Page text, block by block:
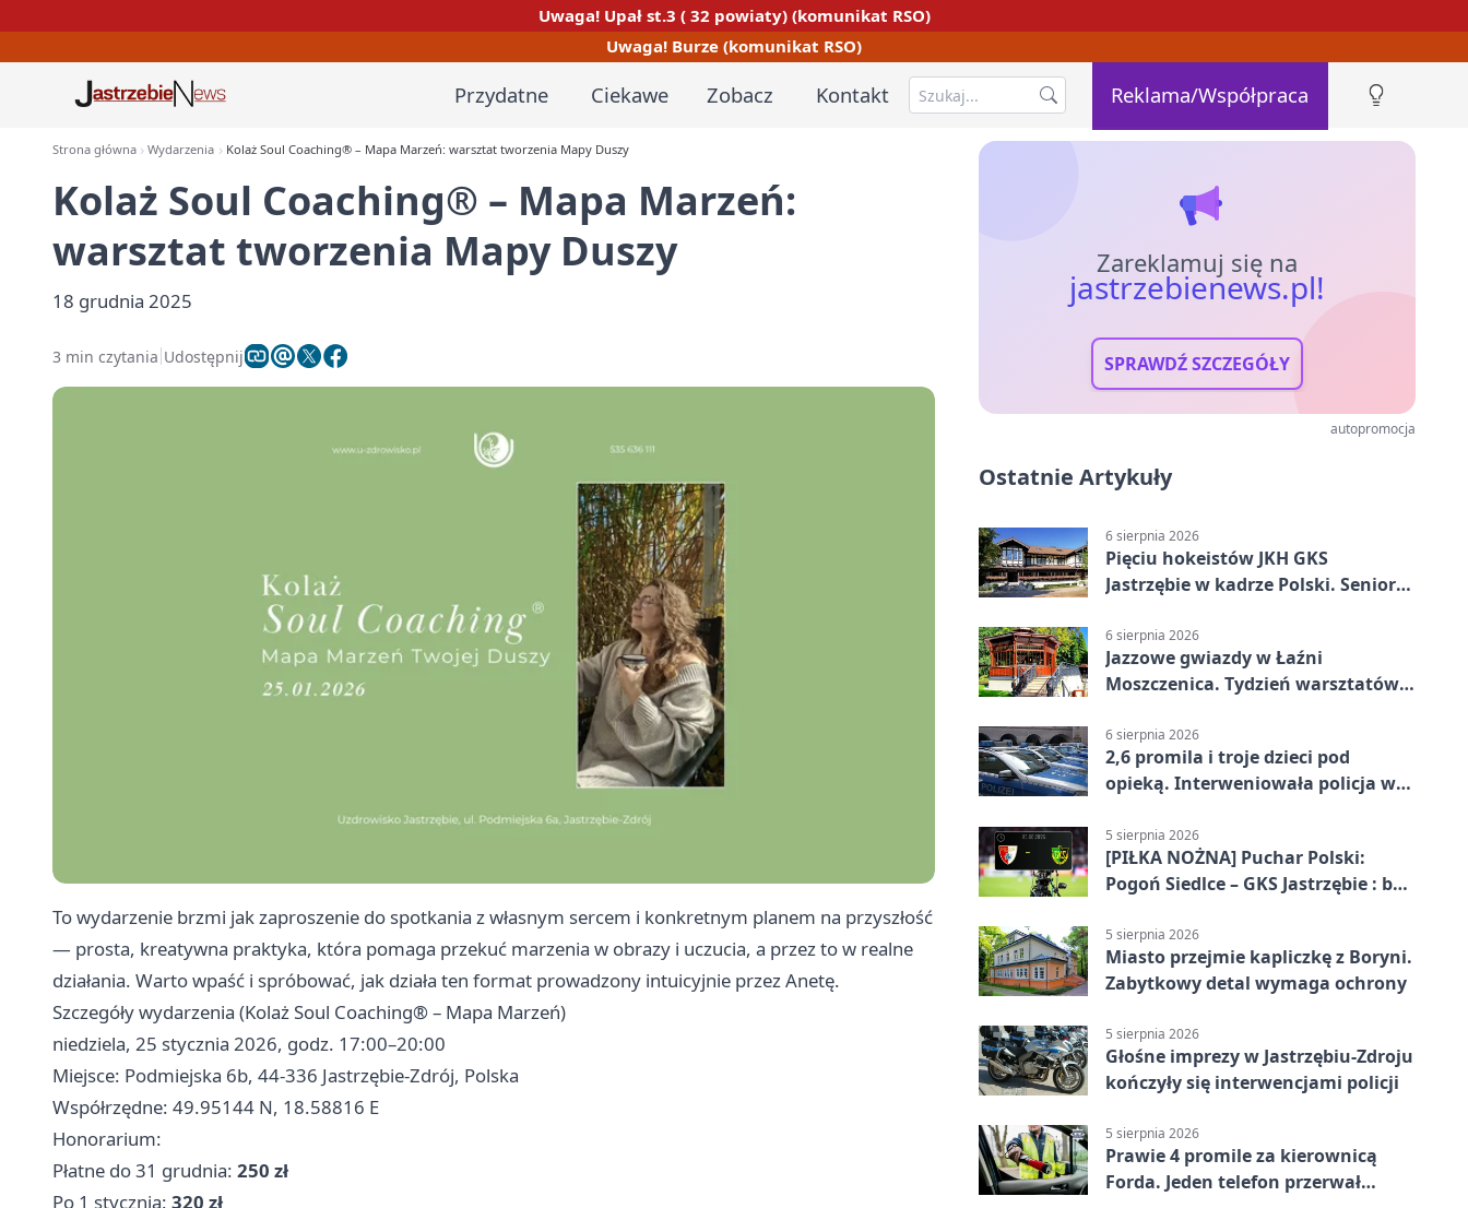
Uwaga! Upał st.3 ( 32 powiaty) (komunikat RSO)
Uwaga! Burze (komunikat RSO)
Przydatne Ciekawe Zobacz Kontakt Reklama/Współpraca
Strona główna Wydarzenia Kolaż Soul Coaching® – Mapa Marzeń: warsztat tworzenia Mapy Duszy
Kolaż Soul Coaching® – Mapa Marzeń:
warsztat tworzenia Mapy Duszy
18 grudnia 2025
3 min czytania Udostępnij
To wydarzenie brzmi jak zaproszenie do spotkania z własnym sercem i konkretnym planem na przyszłość
— prosta, kreatywna praktyka, która pomaga przekuć marzenia w obrazy i uczucia, a przez to w realne
działania. Warto wpaść i spróbować, jak działa ten format prowadzony intuicyjnie przez Anetę.
Szczegóły wydarzenia (Kolaż Soul Coaching® – Mapa Marzeń)
niedziela, 25 stycznia 2026, godz. 17:00–20:00
Miejsce: Podmiejska 6b, 44-336 Jastrzębie-Zdrój, Polska
Współrzędne: 49.95144 N, 18.58816 E
Honorarium:
Płatne do 31 grudnia: 250 zł
Po 1 stycznia: 320 zł
Zareklamuj się na
jastrzebienews.pl!
SPRAWDŹ SZCZEGÓŁY
autopromocja
Ostatnie Artykuły
6 sierpnia 2026
Pięciu hokeistów JKH GKS
Jastrzębie w kadrze Polski. Seniorzy
6 sierpnia 2026
Jazzowe gwiazdy w Łaźni
Moszczenica. Tydzień warsztatów
6 sierpnia 2026
2,6 promila i troje dzieci pod
opieką. Interweniowała policja w
5 sierpnia 2026
[PIŁKA NOŻNA] Puchar Polski:
Pogoń Siedlce – GKS Jastrzębie : bez
5 sierpnia 2026
Miasto przejmie kapliczkę z Boryni.
Zabytkowy detal wymaga ochrony
5 sierpnia 2026
Głośne imprezy w Jastrzębiu-Zdroju
kończyły się interwencjami policji
5 sierpnia 2026
Prawie 4 promile za kierownicą
Forda. Jeden telefon przerwał